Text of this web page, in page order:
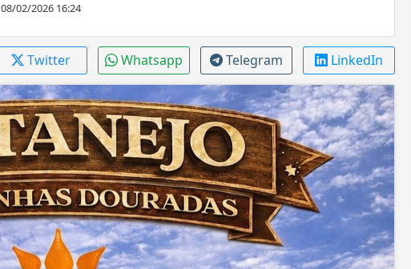
08/02/2026 16:24
Twitter Whatsapp Telegram LinkedIn